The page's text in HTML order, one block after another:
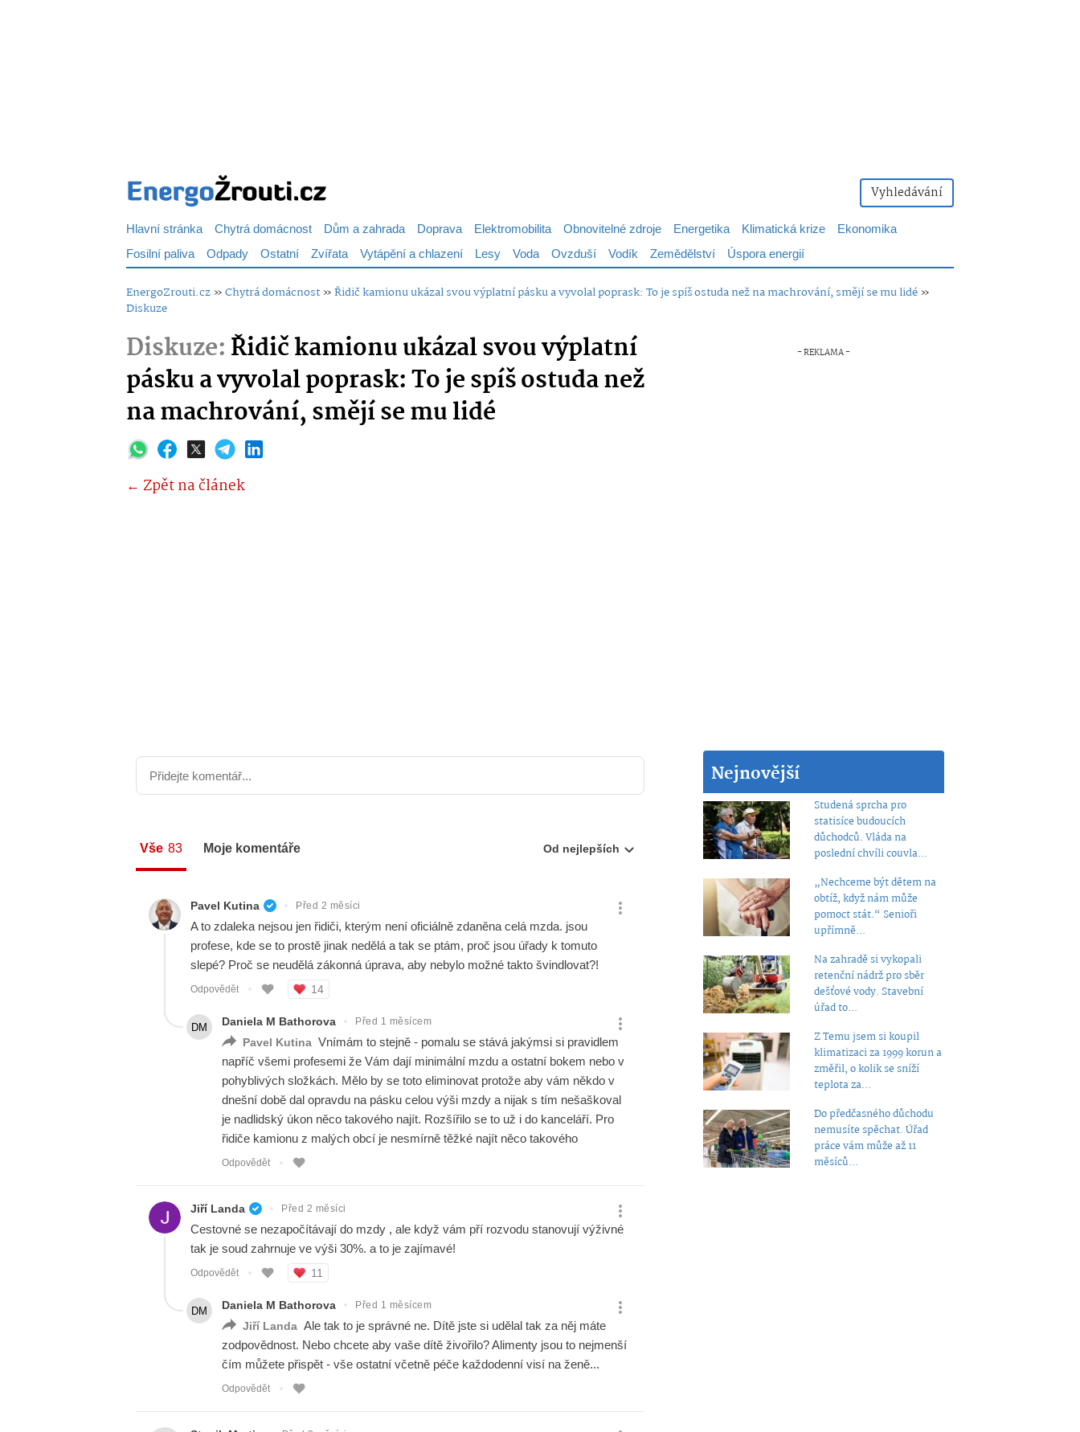
Vyhledávání
Hlavní stránka Chytrá domácnost Dům a zahrada Doprava Elektromobilita Obnovitelné zdroje Energetika Klimatická krize
Ekonomika
Fosilní paliva Odpady Ostatní Zvířata Vytápění a chlazení Lesy Voda Ovzduší Vodík Zemědělství Úspora energií
EnergoZrouti.cz»Chytrá domácnost»Řidič kamionu ukázal svou výplatní pásku a vyvolal poprask: To je spíš ostuda než na machrování, smějí se mu lidé»
Diskuze
Diskuze:Řidič kamionu ukázal svou výplatní
pásku a vyvolal poprask: To je spíš ostuda než
na machrování, smějí se mu lidé
← Zpět na článek
Nejnovější
Studená sprcha pro
statisíce budoucích
důchodců. Vláda na
poslední chvíli couvla...
„Nechceme být dětem na
obtíž, když nám může
pomoct stát.“ Senioři
upřímně...
Na zahradě si vykopali
retenční nádrž pro sběr
dešťové vody. Stavební
úřad to...
Z Temu jsem si koupil
klimatizaci za 1999 korun a
změřil, o kolik se sníží
teplota za...
Do předčasného důchodu
nemusíte spěchat. Úřad
práce vám může až 11
měsíců...